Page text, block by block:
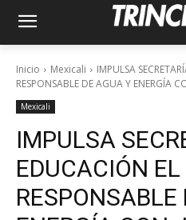
Inicio Mexicali
IMPULSA
RESPONSABLE DE AGUA Y ENERGÍA
Mexicali
IMPULSA
EDUCACIÓN EL